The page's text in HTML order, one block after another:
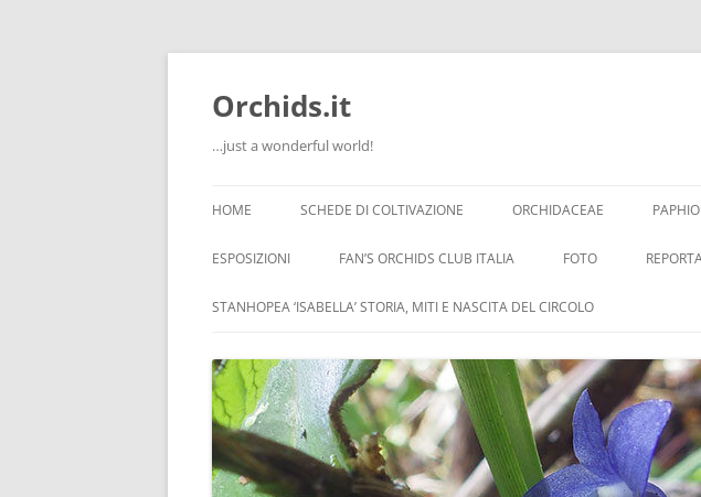
Orchids.it
…just a wonderful world!
HOME
INFO
LA SERRA DI GUIDO
SCHEDE DI COLTIVAZIONE ORCHIDACEAE
ESPOSIZIONI FAN’S ORCHIDS CLUB ITALIA FOTO
STANHOPEA ‘ISABELLA’ STORIA, MITI E NASCITA DEL CIRCOLO